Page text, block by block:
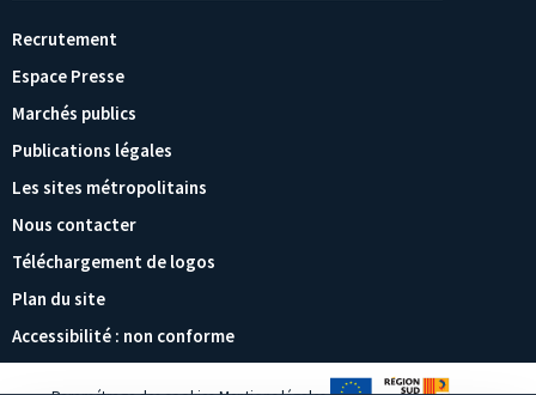
Recrutement
Espace Presse
Marchés publics
Publications légales
Les sites métropolitains
Nous contacter
Téléchargement de logos
Plan du site
Accessibilité : non conforme